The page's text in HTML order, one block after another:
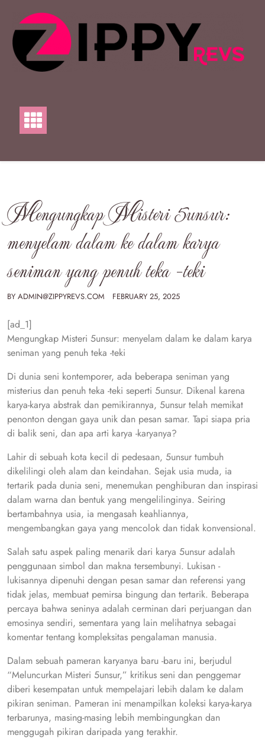
content
Mengungkap Misteri 5unsur:
menyelam dalam ke dalam karya
seniman yang penuh teka -teki
BY ADMIN@ZIPPYREVS.COM FEBRUARY 25, 2025
[ad_1]
Mengungkap Misteri 5unsur: menyelam dalam ke dalam karya
seniman yang penuh teka -teki
Di dunia seni kontemporer, ada beberapa seniman yang
misterius dan penuh teka -teki seperti 5unsur. Dikenal karena
karya-karya abstrak dan pemikirannya, 5unsur telah memikat
penonton dengan gaya unik dan pesan samar. Tapi siapa pria
di balik seni, dan apa arti karya -karyanya?
Lahir di sebuah kota kecil di pedesaan, 5unsur tumbuh
dikelilingi oleh alam dan keindahan. Sejak usia muda, ia
tertarik pada dunia seni, menemukan penghiburan dan inspirasi
dalam warna dan bentuk yang mengelilinginya. Seiring
bertambahnya usia, ia mengasah keahliannya,
mengembangkan gaya yang mencolok dan tidak konvensional.
Salah satu aspek paling menarik dari karya 5unsur adalah
penggunaan simbol dan makna tersembunyi. Lukisan -
lukisannya dipenuhi dengan pesan samar dan referensi yang
tidak jelas, membuat pemirsa bingung dan tertarik. Beberapa
percaya bahwa seninya adalah cerminan dari perjuangan dan
emosinya sendiri, sementara yang lain melihatnya sebagai
komentar tentang kompleksitas pengalaman manusia.
Dalam sebuah pameran karyanya baru -baru ini, berjudul
“Meluncurkan Misteri 5unsur,” kritikus seni dan penggemar
diberi kesempatan untuk mempelajari lebih dalam ke dalam
pikiran seniman. Pameran ini menampilkan koleksi karya-karya
terbarunya, masing-masing lebih membingungkan dan
menggugah pikiran daripada yang terakhir.